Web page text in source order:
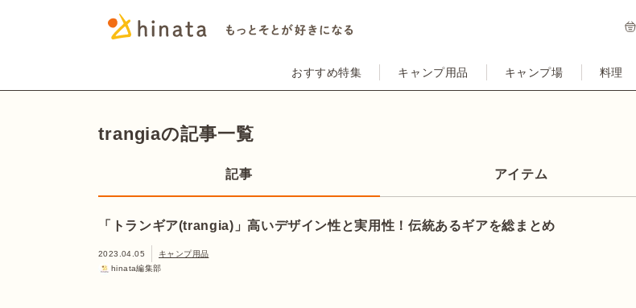
おすすめ特集 キャンプ用品 キャンプ場 料理
trangiaの記事一覧
記事 アイテム
「トランギア(trangia)」高いデザイン性と実用性！伝統あるギアを総まとめ
2023.04.05
キャンプ用品
hinata編集部